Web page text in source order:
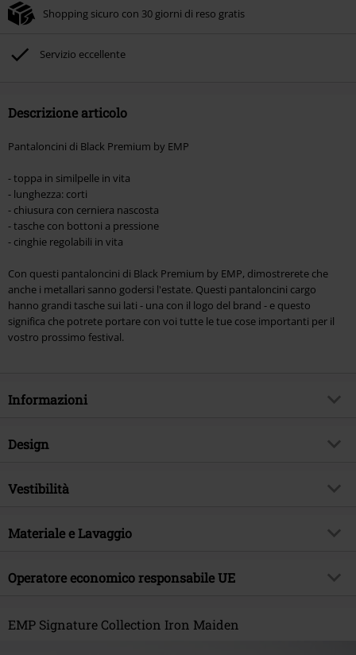
Non cumulabile con altre offerte Codici promozionali. Sono esclusi dalla
Rammstein, (Till) Lindemann, Böhse Onkelz, Broilers, Die Ärzte, Die Toten
Hosen, Metality, Funko Pop!, i Buoni Regalo e gli articoli che includono una
Shopping sicuro con 30 giorni di reso gratis
Servizio eccellente
Descrizione articolo
Pantaloncini di Black Premium by EMP
- toppa in similpelle in vita
- lunghezza: corti
- chiusura con cerniera nascosta
- tasche con bottoni a pressione
- cinghie regolabili in vita
Con questi pantaloncini di Black Premium by EMP, dimostrerete che
anche i metallari sanno godersi l'estate. Questi pantaloncini cargo
hanno grandi tasche sui lati - una con il logo del brand - e questo
significa che potrete portare con voi tutte le tue cose importanti per il
vostro prossimo festival.
Informazioni
Codice articolo
Brand
Tema
Data di pubblicazione
13/02/2024
Design
Tipologia prodotto
Dettagli
Tasche
Con Tasche Laterali, Tasca/e con
Colore
nero
Vestibilità
Caratteristiche speciali Fit
Lunghezza shorts
Tre/quarti
Materiale e Lavaggio
Materiale esterno
100% cotone
Operatore economico responsabile UE
Darmer Esch 70 a
EMP Signature Collection Iron Maiden